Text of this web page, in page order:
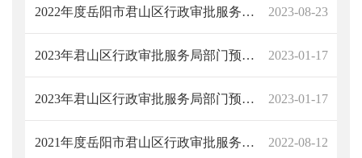
2022年度岳阳市君山区行政审批服务局部门决算公开说明 2023-08-23
2023年君山区行政审批服务局部门预算公开说明 2023-01-17
2023年君山区行政审批服务局部门预算公开说明 2023-01-17
2021年度岳阳市君山区行政审批服务局部门决算说明 2022-08-12